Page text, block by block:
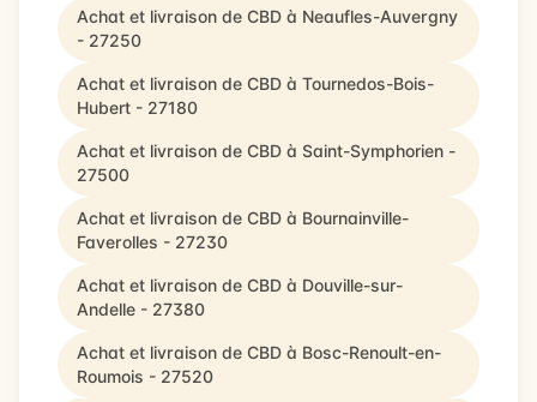
Achat et livraison de CBD à Neaufles-Auvergny
- 27250
Achat et livraison de CBD à Tournedos-Bois-
Hubert - 27180
Achat et livraison de CBD à Saint-Symphorien -
27500
Achat et livraison de CBD à Bournainville-
Faverolles - 27230
Achat et livraison de CBD à Douville-sur-
Andelle - 27380
Achat et livraison de CBD à Bosc-Renoult-en-
Roumois - 27520